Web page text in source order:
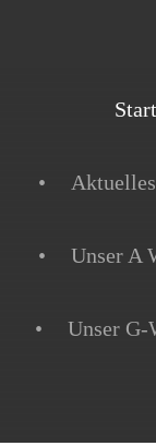
Unser A
Unser G-